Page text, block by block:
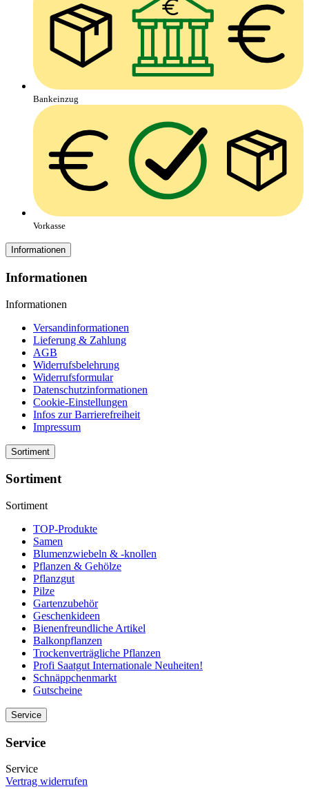
Bankeinzug
Vorkasse
Informationen
Informationen
Informationen
Versandinformationen
Lieferung & Zahlung
AGB
Widerrufsbelehrung
Widerrufsformular
Datenschutzinformationen
Cookie-Einstellungen
Infos zur Barrierefreiheit
Impressum
Sortiment
Sortiment
Sortiment
TOP-Produkte
Samen
Blumenzwiebeln & -knollen
Pflanzen & Gehölze
Pflanzgut
Pilze
Gartenzubehör
Geschenkideen
Bienenfreundliche Artikel
Balkonpflanzen
Trockenverträgliche Pflanzen
Profi Saatgut Internationale Neuheiten!
Schnäppchenmarkt
Gutscheine
Service
Service
Service
Vertrag widerrufen